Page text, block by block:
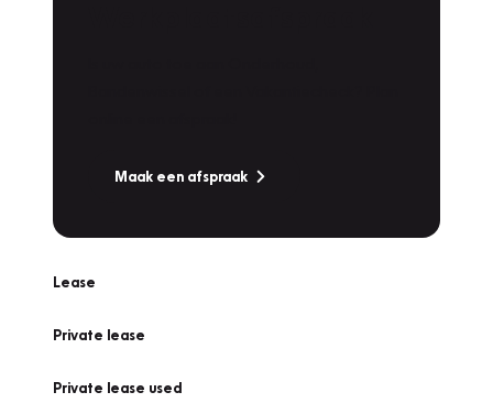
Maak een afspraak
Lease
Private lease
Private lease used